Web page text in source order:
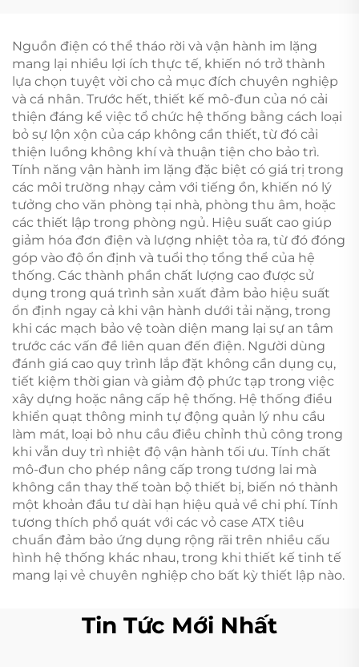
diesel im lặng
Nguồn điện có thể tháo rời và vận hành im lặng
mang lại nhiều lợi ích thực tế, khiến nó trở thành
lựa chọn tuyệt vời cho cả mục đích chuyên nghiệp
và cá nhân. Trước hết, thiết kế mô-đun của nó cải
thiện đáng kể việc tổ chức hệ thống bằng cách loại
bỏ sự lộn xộn của cáp không cần thiết, từ đó cải
thiện luồng không khí và thuận tiện cho bảo trì.
Tính năng vận hành im lặng đặc biệt có giá trị trong
các môi trường nhạy cảm với tiếng ồn, khiến nó lý
tưởng cho văn phòng tại nhà, phòng thu âm, hoặc
các thiết lập trong phòng ngủ. Hiệu suất cao giúp
giảm hóa đơn điện và lượng nhiệt tỏa ra, từ đó đóng
góp vào độ ổn định và tuổi thọ tổng thể của hệ
thống. Các thành phần chất lượng cao được sử
dụng trong quá trình sản xuất đảm bảo hiệu suất
ổn định ngay cả khi vận hành dưới tải nặng, trong
khi các mạch bảo vệ toàn diện mang lại sự an tâm
trước các vấn đề liên quan đến điện. Người dùng
đánh giá cao quy trình lắp đặt không cần dụng cụ,
tiết kiệm thời gian và giảm độ phức tạp trong việc
xây dựng hoặc nâng cấp hệ thống. Hệ thống điều
khiển quạt thông minh tự động quản lý nhu cầu
làm mát, loại bỏ nhu cầu điều chỉnh thủ công trong
khi vẫn duy trì nhiệt độ vận hành tối ưu. Tính chất
mô-đun cho phép nâng cấp trong tương lai mà
không cần thay thế toàn bộ thiết bị, biến nó thành
một khoản đầu tư dài hạn hiệu quả về chi phí. Tính
tương thích phổ quát với các vỏ case ATX tiêu
chuẩn đảm bảo ứng dụng rộng rãi trên nhiều cấu
hình hệ thống khác nhau, trong khi thiết kế tinh tế
mang lại vẻ chuyên nghiệp cho bất kỳ thiết lập nào.
Tin Tức Mới Nhất